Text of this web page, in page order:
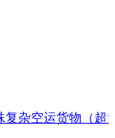
复杂空运货物（